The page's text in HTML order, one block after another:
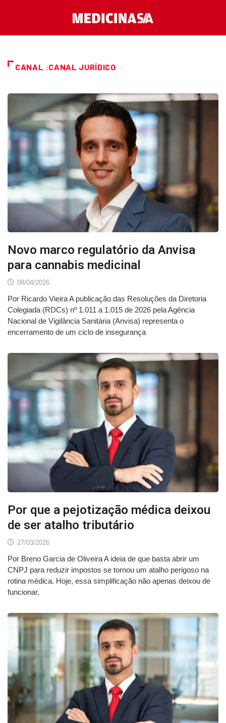
CANAL :CANAL JURÍDICO
Novo marco regulatório da Anvisa
para cannabis medicinal
08/04/2026
Por Ricardo Vieira A publicação das Resoluções da Diretoria
Colegiada (RDCs) nº 1.011 a 1.015 de 2026 pela Agência
Nacional de Vigilância Sanitária (Anvisa) representa o
encerramento de um ciclo de insegurança
Por que a pejotização médica deixou
de ser atalho tributário
27/03/2026
Por Breno Garcia de Oliveira A ideia de que basta abrir um
CNPJ para reduzir impostos se tornou um atalho perigoso na
rotina médica. Hoje, essa simplificação não apenas deixou de
funcionar,